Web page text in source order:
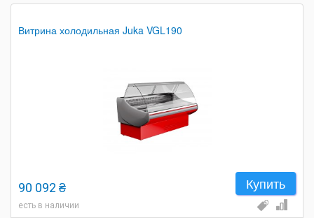
Витрина холодильная Juka VGL190
Купить
90 092 ₴
есть в наличии